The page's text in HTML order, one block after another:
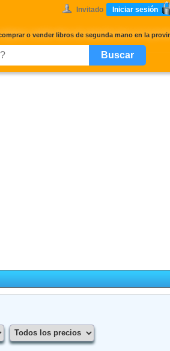
Invitado Iniciar sesión
o vender libros de segunda mano en la